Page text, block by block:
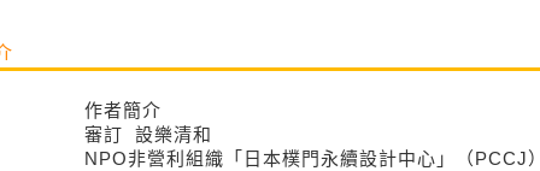
作者簡介
審訂 設樂清和
NPO非營利組織「日本樸門永續設計中心」（PCCJ